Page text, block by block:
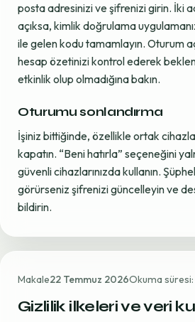
posta adresinizi ve şifrenizi girin. İki
açıksa, kimlik doğrulama
ile gelen kodu tamamlayın. Oturum
hesap özetinizi kontrol ederek
etkinlik olup olmadığına bakın.
Oturumu sonlandırma
İşiniz bittiğinde, özellikle ortak
kapatın. “Beni hatırla” seçeneğini
güvenli cihazlarınızda kullanın.
görürseniz şifrenizi güncelleyin ve
bildirin.
Makale22 Temmuz 2026Okuma
Gizlilik ilkeleri ve veri